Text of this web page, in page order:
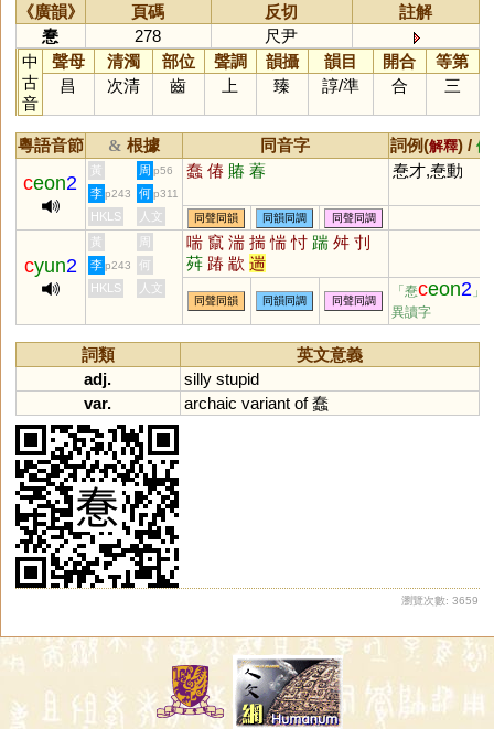
《廣韻》 頁碼 反切
註解
惷
278
尺尹
中
古
音
聲母 清濁 部位 聲調 韻攝 韻目 開合
等第
昌
次清 齒 上 臻 諄/準 合 三
粵語音節 & 根據 同音字 詞例(解釋) / 備
ceon2
黃 周 p56 蠢 偆 賰 萶 惷才,惷動
李 p243 何 p311
HKLS 人文 同聲同韻 同韻同調 同聲同調
cyun2
黃 周 喘 竄 湍 揣 惴 忖 踹 舛 刌
荈 踳 歂 遄
李 p243
何
HKLS
人文
同聲同韻 同韻同調 同聲同調
「惷ceon2 」
異讀字
詞類
英文意義
adj.
silly stupid
var.
archaic variant of蠢
瀏覽次數: 3659